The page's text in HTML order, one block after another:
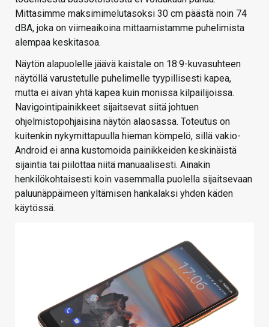
Mittasimme maksimimelutasoksi 30 cm päästä noin 74
dBA, joka on viimeaikoina mittaamistamme puhelimista
alempaa keskitasoa.
Näytön alapuolelle jäävä kaistale on 18:9-kuvasuhteen
näytöllä varustetulle puhelimelle tyypillisesti kapea,
mutta ei aivan yhtä kapea kuin monissa kilpailijoissa.
Navigointipainikkeet sijaitsevat siitä johtuen
ohjelmistopohjaisina näytön alaosassa. Toteutus on
kuitenkin nykymittapuulla hieman kömpelö, sillä vakio-
Android ei anna kustomoida painikkeiden keskinäistä
sijaintia tai piilottaa niitä manuaalisesti. Ainakin
henkilökohtaisesti koin vasemmalla puolella sijaitsevaan
paluunäppäimeen yltämisen hankalaksi yhden käden
käytössä.